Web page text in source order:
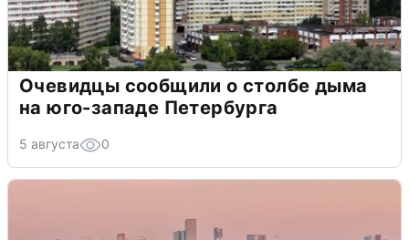
Очевидцы сообщили о столбе дыма
на юго-западе Петербурга
5 августа 0